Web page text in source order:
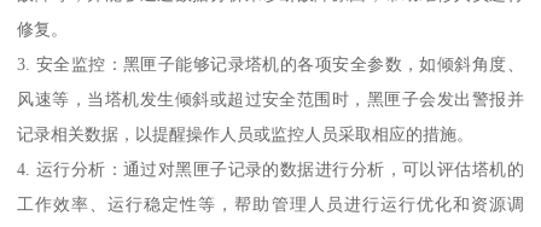
修复。
3. 安全监控：黑匣子能够记录塔机的各项安全参数，如倾斜角度、
风速等，当塔机发生倾斜或超过安全范围时，黑匣子会发出警报并
记录相关数据，以提醒操作人员或监控人员采取相应的措施。
4. 运行分析：通过对黑匣子记录的数据进行分析，可以评估塔机的
工作效率、运行稳定性等，帮助管理人员进行运行优化和资源调